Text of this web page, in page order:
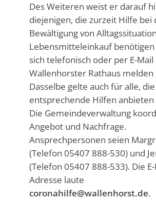
Des Weiteren weist er darauf
diejenigen, die zurzeit Hilfe bei
Bewältigung von
Lebensmitteleinkauf
sich telefonisch oder per E-Mail
Wallenhorster Rathaus
Dasselbe gelte auch für alle, die
entsprechende Hilfen
Die Gemeindeverwaltung
Angebot und Nachfrage.
Ansprechpersonen seien
(Telefon 05407 888-530) und
(Telefon 05407 888-533). Die
Adresse laute
coronahilfe@wallenhorst.de.